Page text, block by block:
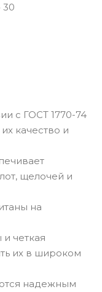
30
с ГОСТ 1770-74
качество и
щелочей и
на
четкая
их в широком
надежным